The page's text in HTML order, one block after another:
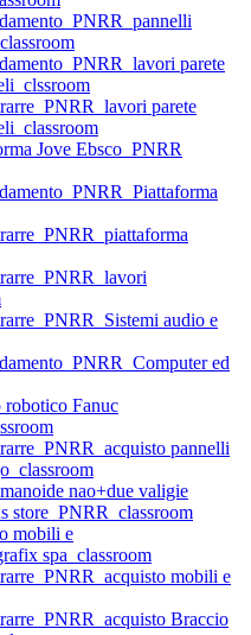
parete
parete
Jove Ebsco_PNRR
audio e
ed
robotico Fanuc
pannelli
nao+due valigie
store_PNRR_classroom
mobili e
spa_classroom
mobili e
Braccio